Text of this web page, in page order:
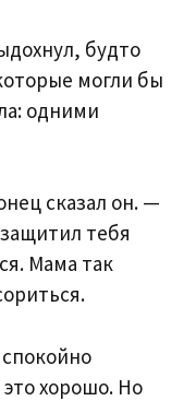
будто
могли бы
одними
сказал он. —
тебя
Мама так
хорошо. Но